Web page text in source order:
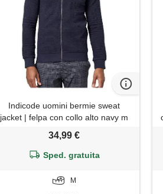
Indicode uomini bermie sweat
jacket | felpa con collo alto navy m
34,99 €
Sped. gratuita
M